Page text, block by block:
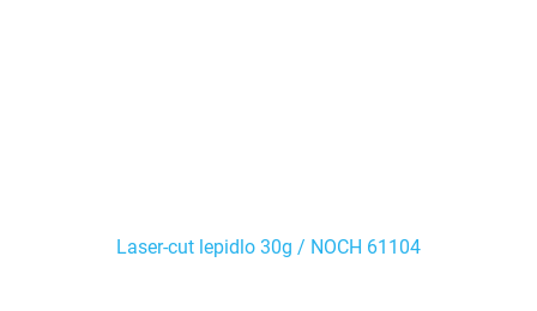
Laser-cut lepidlo 30g / NOCH 61104